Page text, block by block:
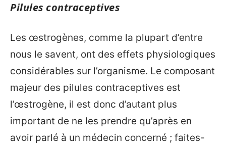
Pilules contraceptives
Les œstrogènes, comme la plupart d’entre
nous le savent, ont des effets physiologiques
considérables sur l’organisme. Le composant
majeur des pilules contraceptives est
l’œstrogène, il est donc d’autant plus
important de ne les prendre qu’après en
avoir parlé à un médecin concerné ; faites-